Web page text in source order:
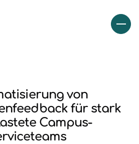
von
für stark
Campus-